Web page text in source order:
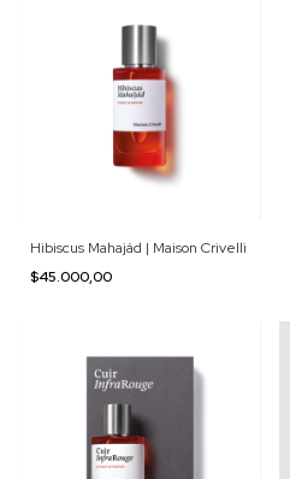
Hibiscus Mahajád | Maison Crivelli
$45.000,00